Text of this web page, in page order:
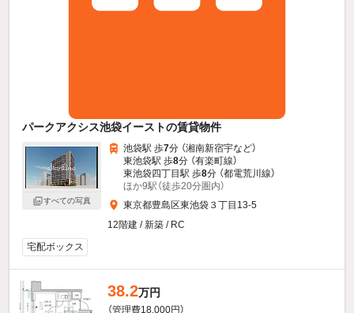
パークアクシス池袋イーストの賃貸物件
すべての写真
池袋駅 歩7分 （湘南新宿宇など）
東池袋駅 歩8分 （有楽町線）
東池袋四丁目駅 歩8分 （都電荒川線）
ほか9駅（徒歩20分圏内）
東京都豊島区東池袋３丁目13-5
12階建 / 新築 / RC
宅配ボックス
38.2万円
（管理費18,000円）